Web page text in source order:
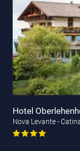
Hotel
Nova Levante -